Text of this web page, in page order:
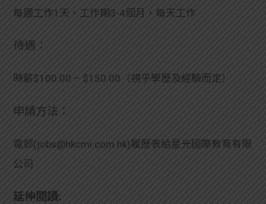
每週工作1天，工作期3-4個月，每天工作
待遇：
時薪$100.00 – $150.00（視乎學歷及經驗而定）
申請方法：
電郵(jobs@hkcmi.com.hk)履歷表給星光國際教育有限
公司
延伸閱讀: